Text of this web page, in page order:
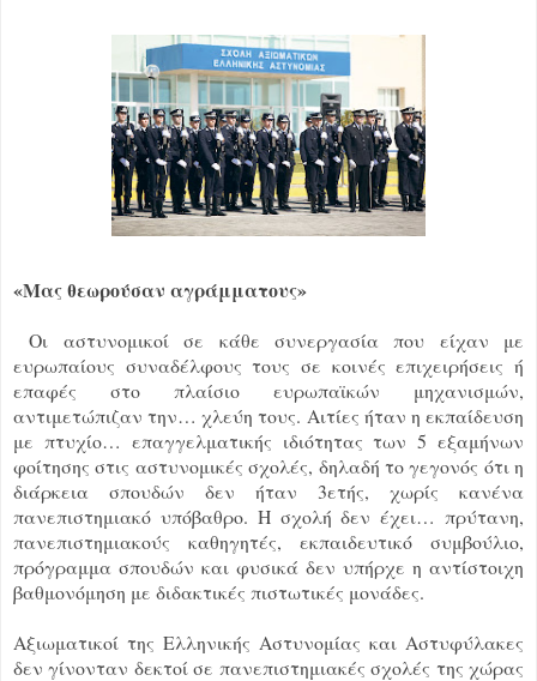
«Μας θεωρούσαν αγράμματους»
Οι αστυνομικοί σε κάθε συνεργασία που είχαν με
ευρωπαίους συναδέλφους τους σε κοινές επιχειρήσεις ή
επαφές στο πλαίσιο ευρωπαϊκών μηχανισμών,
αντιμετώπιζαν την… χλεύη τους. Αιτίες ήταν η εκπαίδευση
με πτυχίο… επαγγελματικής ιδιότητας των 5 εξαμήνων
φοίτησης στις αστυνομικές σχολές, δηλαδή το γεγονός ότι η
διάρκεια σπουδών δεν ήταν 3ετής, χωρίς κανένα
πανεπιστημιακό υπόβαθρο. Η σχολή δεν έχει… πρύτανη,
πανεπιστημιακούς καθηγητές, εκπαιδευτικό συμβούλιο,
πρόγραμμα σπουδών και φυσικά δεν υπήρχε η αντίστοιχη
βαθμονόμηση με διδακτικές πιστωτικές μονάδες.
Αξιωματικοί της Ελληνικής Αστυνομίας και Αστυφύλακες
δεν γίνονταν δεκτοί σε πανεπιστημιακές σχολές της χώρας